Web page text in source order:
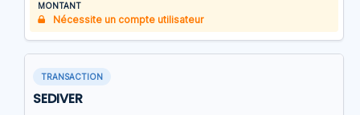
MONTANT
Nécessite un compte utilisateur
TRANSACTION
SEDIVER